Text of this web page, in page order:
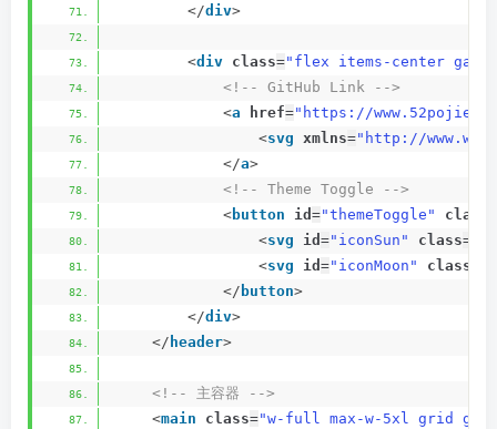
</div>
<div class="flex items-center gap-
<!-- GitHub Link -->
<a href="https://
<svg xmlns="http://
</a>
<!-- Theme Toggle -->
<button id ="themeToggle" class
<svg id ="iconSun" class=
<svg id ="iconMoon" class
</ button>
</div>
</ header>
<!-- 主容器 -->
<main class="w-full max-w-5xl grid